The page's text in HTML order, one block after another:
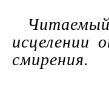
исцелении
смирения.